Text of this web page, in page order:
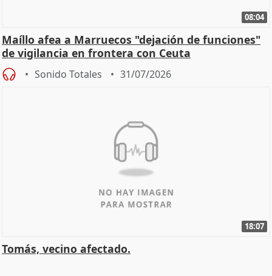
08:04
Maíllo afea a Marruecos "dejación de funciones"
de vigilancia en frontera con Ceuta
Sonido Totales 31/07/2026
18:07
Tomás, vecino afectado.